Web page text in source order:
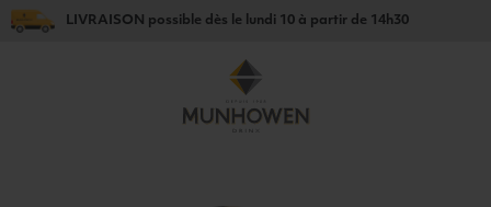
LIVRAISON possible dès le lundi 10 à partir de 14h30